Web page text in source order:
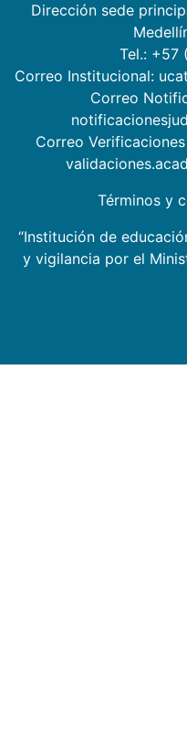
Dirección sede
Tel.: +57
Correo Institucional:
Correo
Correo
Términos y
“Institución de
y vigilancia por el